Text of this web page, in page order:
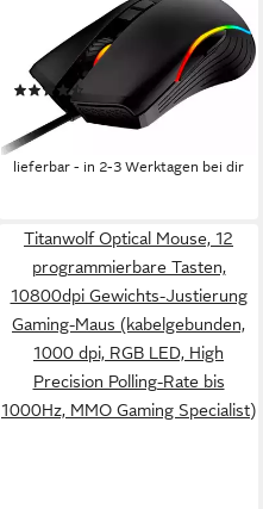
Forge GM300 Gaming-Maus
(kabelgebunden)
ab 11,83 € UVP15,90 €
-26%
lieferbar - in 2-3 Werktagen bei dir
Titanwolf Optical Mouse, 12
programmierbare Tasten,
10800dpi Gewichts-Justierung
Gaming-Maus (kabelgebunden,
1000 dpi, RGB LED, High
Precision Polling-Rate bis
1000Hz, MMO Gaming Specialist)